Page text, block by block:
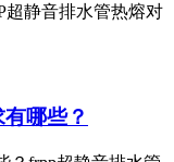
超静音排水管热熔对
哪些？